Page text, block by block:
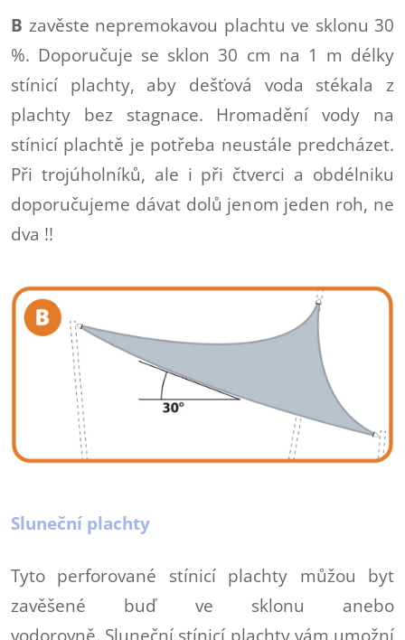
B zavěste nepremokavou plachtu ve sklonu 30
%. Doporučuje se sklon 30 cm na 1 m délky
stínicí plachty, aby dešťová voda stékala z
plachty bez stagnace. Hromadění vody na
stínicí plachtě je potřeba neustále predcházet.
Při trojúholníků, ale i při čtverci a obdélniku
doporučujeme dávat dolů jenom jeden roh, ne
dva !!
Sluneční plachty
Tyto perforované stínicí plachty můžou byt
zavěšené buď ve sklonu anebo
vodorovně. Sluneční stínicí plachty vám umožní